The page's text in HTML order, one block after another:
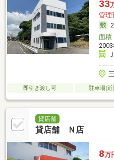
33
管理
面積
即引き渡し可 駐車場(近
貸店舗
貸店舗 Ｎ店
8万